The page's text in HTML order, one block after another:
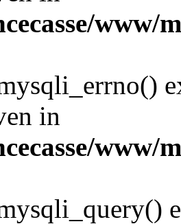
www/
in
www/